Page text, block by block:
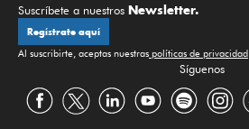
Suscríbete a nuestros Newsletter.
Regístrate aquí
Al suscribirte, aceptas nuestras políticas de privacidad
Síguenos